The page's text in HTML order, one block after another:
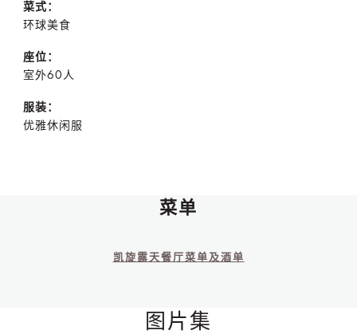
菜式：
环球美食
座位：
室外60人
服装：
优雅休闲服
菜单
凯旋露天餐厅菜单及酒单
图片集